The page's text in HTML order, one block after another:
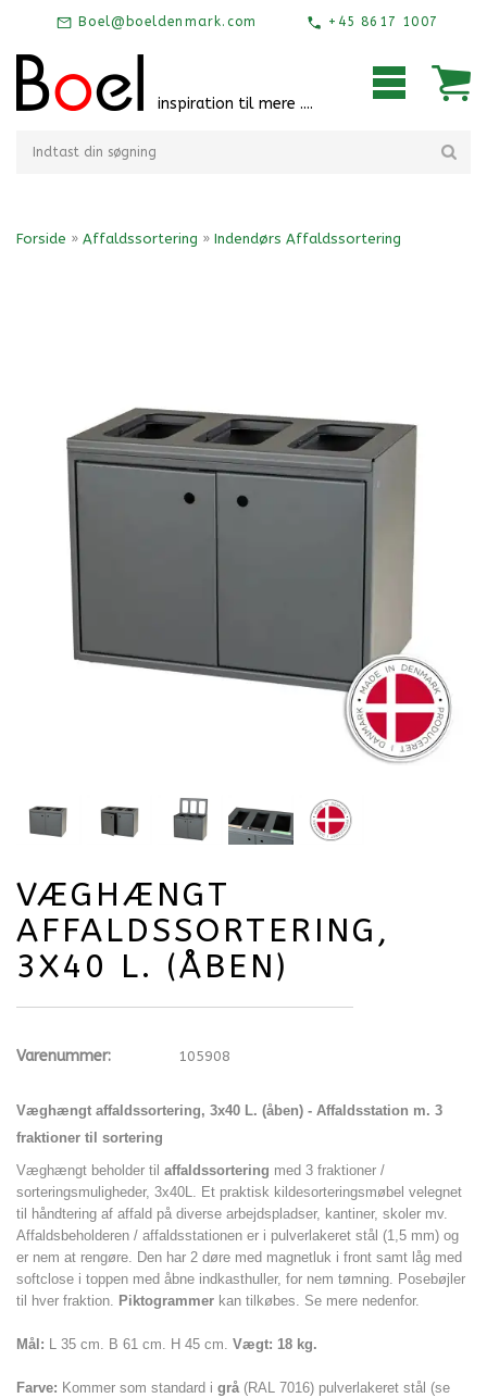
+45 8617 1007
Boel@boeldenmark.com
inspiration til mere ....
Forside » Affaldssortering » Indendørs Affaldssortering
VÆGHÆNGT
AFFALDSSORTERING,
3X40 L. (ÅBEN)
Varenummer: 105908
Væghængt affaldssortering, 3x40 L. (åben) - Affaldsstation m. 3
fraktioner til sortering
Væghængt beholder til affaldssortering med 3 fraktioner /
sorteringsmuligheder, 3x40L. Et praktisk kildesorteringsmøbel velegnet
til
håndtering af affald på diverse arbejdspladser, kantiner, skoler mv.
Affaldsbeholderen / affaldsstationen er i pulverlakeret stål (1,5 mm) og
er nem at rengøre. Den har 2 døre med magnetluk i front samt låg med
softclose i toppen med åbne indkasthuller, for nem tømning. Posebøjler
til hver fraktion. Piktogrammer kan tilkøbes. Se mere nedenfor.
Mål: L 35 cm. B 61 cm. H 45 cm. Vægt: 18 kg.
Farve: Kommer som standard i grå (RAL 7016) pulverlakeret stål (se